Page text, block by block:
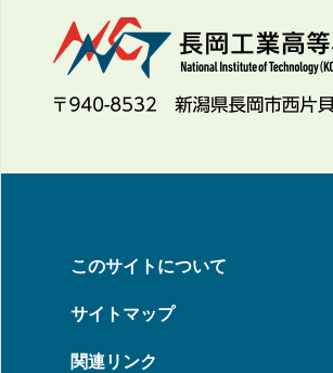
このサイトについて
サイトマップ
関連リンク